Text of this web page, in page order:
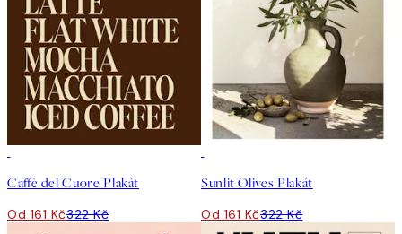
Caffè del Cuore Plakát
Od 161 Kč322 Kč
Sunlit Olives Plakát
Od 161 Kč322 Kč